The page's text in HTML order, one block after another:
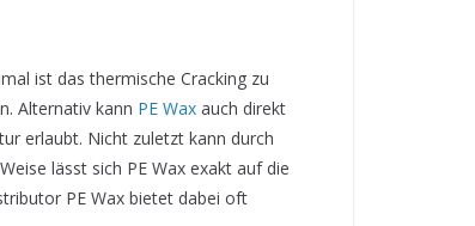
ist das thermische Cracking zu
Alternativ kann PE Wax auch direkt
erlaubt. Nicht zuletzt kann durch
lässt sich PE Wax exakt auf die
PE Wax bietet dabei oft